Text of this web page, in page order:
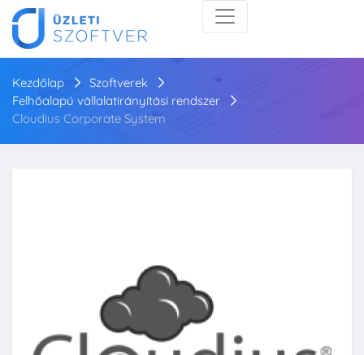
Kezdőlap
Szoftverek
Felhőalapú vállalatirányítási rendszer
Cloudius Corporate System